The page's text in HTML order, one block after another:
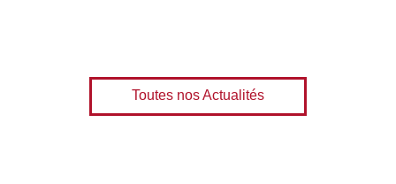
Toutes nos Actualités